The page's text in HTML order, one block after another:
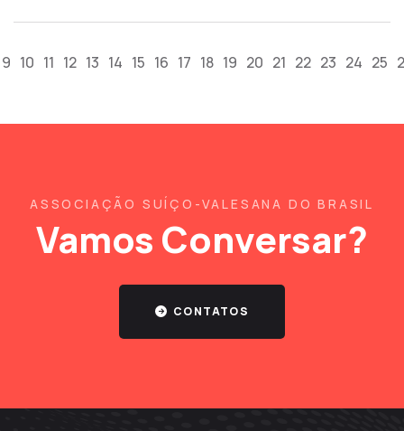
9 10 11 12 13 14 15 16 17 18 19 20 21 22 23 24 25
ASSOCIAÇÃO SUÍÇO-VALESANA DO BRASIL
Vamos Conversar?
CONTATOS